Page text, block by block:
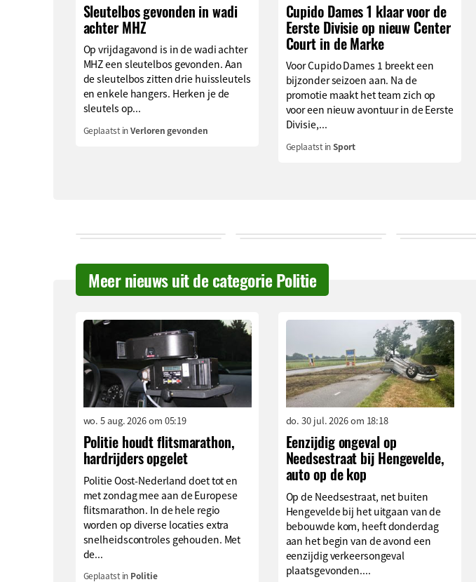
Sleutelbos gevonden in wadi
achter MHZ
Op vrijdagavond is in de wadi achter
MHZ een sleutelbos gevonden. Aan
de sleutelbos zitten drie huissleutels
en enkele hangers. Herken je de
sleutels op...
Geplaatst inVerloren gevonden
Cupido Dames 1 klaar voor de
Eerste Divisie op nieuw Center
Court in de Marke
Voor Cupido Dames 1 breekt een
bijzonder seizoen aan. Na de
promotie maakt het team zich op
voor een nieuw avontuur in de Eerste
Divisie,...
Geplaatst inSport
Meer nieuws uit de categorie Politie
wo. 5 aug. 2026 om 05:19
Politie houdt flitsmarathon,
hardrijders opgelet
Politie Oost-Nederland doet tot en
met zondag mee aan de Europese
flitsmarathon. In de hele regio
worden op diverse locaties extra
snelheidscontroles gehouden. Met
de...
Geplaatst in Politie
do. 30 jul. 2026 om 18:18
Eenzijdig ongeval op
Needsestraat bij Hengevelde,
auto op de kop
Op de Needsestraat, net buiten
Hengevelde bij het uitgaan van de
bebouwde kom, heeft donderdag
aan het begin van de avond een
eenzijdig verkeersongeval
plaatsgevonden....